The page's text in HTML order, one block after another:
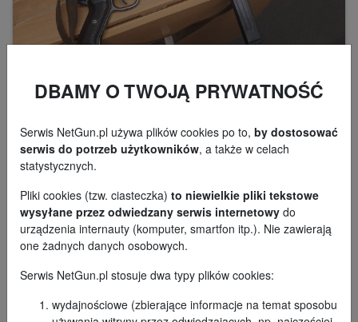
Opis:
Witam , do sprzedania moja perełka w magazynie
MP38/40 z 1941 r oczywiście orginal choć nie do końca o
DBAMY O TWOJĄ PRYWATNOŚĆ
Serwis NetGun.pl używa plików cookies po to, by dostosować
serwis do potrzeb użytkowników, a także w celach
statystycznych.
Pliki cookies (tzw. ciasteczka) to niewielkie pliki tekstowe
wysyłane przez odwiedzany serwis internetowy do
urządzenia internauty (komputer, smartfon itp.). Nie zawierają
one żadnych danych osobowych.
Serwis NetGun.pl stosuje dwa typy plików cookies:
wydajnościowe (zbierające informacje na temat sposobu